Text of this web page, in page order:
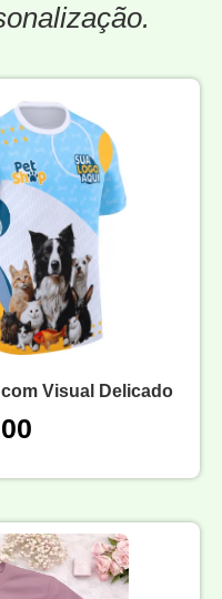
Visual Delicado